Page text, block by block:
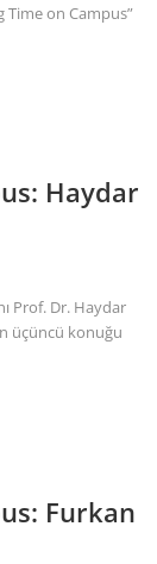
on Campus”
Haydar
Prof. Dr. Haydar
üçüncü konuğu
Furkan